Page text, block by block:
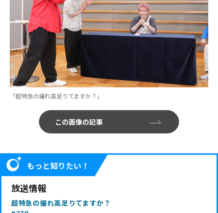
「超特急の撮れ高足りてますか？」
この画像の記事
もっと知りたい！
放送情報
超特急の撮れ高足りてますか？